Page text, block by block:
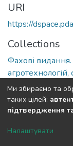
URI
https://
Collections
Фахові
агротехнологій,
Full item
DSpace
Ми збираємо та
таких цілей:
підтвердження
Налаштувати